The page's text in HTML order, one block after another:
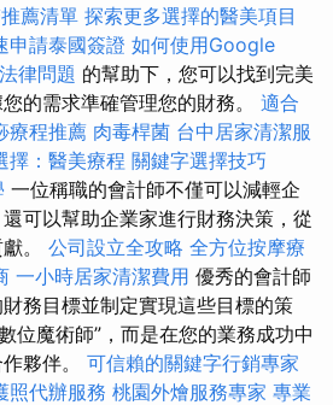
薦清單 探索更多選擇的醫美項目
申請泰國簽證 如何使用Google
律問題 的幫助下，您可以找到完美
的需求準確管理您的財務。 適合
療程推薦 肉毒桿菌 台中居家清潔服
擇：醫美療程 關鍵字選擇技巧
一位稱職的會計師不僅可以減輕企
可以幫助企業家進行財務決策，從
。 公司設立全攻略 全方位按摩療
一小時居家清潔費用 優秀的會計師
務目標並制定實現這些目標的策
位魔術師”，而是在您的業務成功中
夥伴。 可信賴的關鍵字行銷專家
照代辦服務 桃園外燴服務專家 專業